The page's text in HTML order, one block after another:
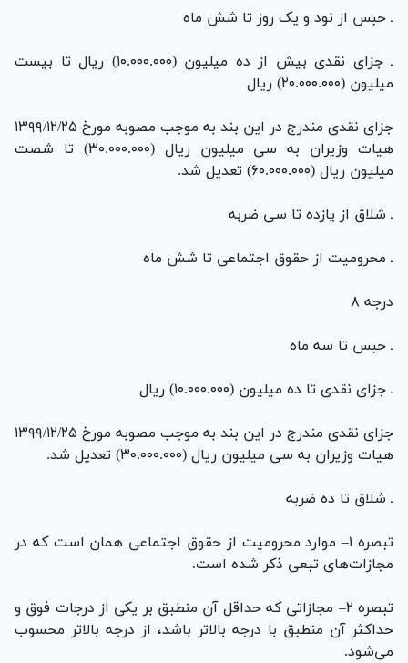
ـ حبس از نود و یک روز تا شش ماه
ـ جزای نقدی بیش از ده میلیون (۱۰.۰۰۰.۰۰۰) ریال تا بیست
میلیون (۲۰.۰۰۰.۰۰۰) ریال
جزای نقدی مندرج در این بند به موجب مصوبه مورخ ۱۳۹۹/۱۲/۲۵
هیات وزیران به سی میلیون ریال (۳۰.۰۰۰.۰۰۰) تا شصت
میلیون ریال (۶۰.۰۰۰.۰۰۰) تعدیل شد.
ـ شلاق از یازده تا سی ضربه
ـ محرومیت از حقوق اجتماعی تا شش ماه
درجه ۸
ـ حبس تا سه ماه
ـ جزای نقدی تا ده میلیون (۱۰.۰۰۰.۰۰۰) ریال
جزای نقدی مندرج در این بند به موجب مصوبه مورخ ۱۳۹۹/۱۲/۲۵
هیات وزیران به سی میلیون ریال (۳۰.۰۰۰.۰۰۰) تعدیل شد.
ـ شلاق تا ده ضربه
تبصره ۱– موارد محرومیت از حقوق اجتماعی همان است که در
مجازات‌های تبعی ذکر شده است.
تبصره ۲– مجازاتی که حداقل آن منطبق بر یکی از درجات فوق و
حداکثر آن منطبق با درجه بالاتر باشد، از درجه بالاتر محسوب
می‌شود.